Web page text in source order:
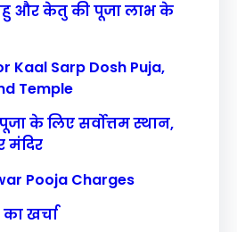
और केतु की पूजा लाभ के
Kaal Sarp Dosh Puja,
Temple
के लिए सर्वोत्तम स्थान,
Pooja Charges
का खर्चा